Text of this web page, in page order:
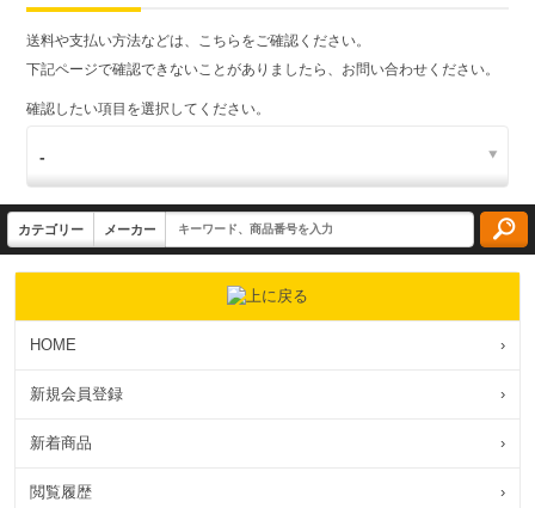
送料や支払い方法などは、こちらをご確認ください。
下記ページで確認できないことがありましたら、お問い合わせください。
確認したい項目を選択してください。
HOME ›
新規会員登録 ›
新着商品 ›
閲覧履歴 ›